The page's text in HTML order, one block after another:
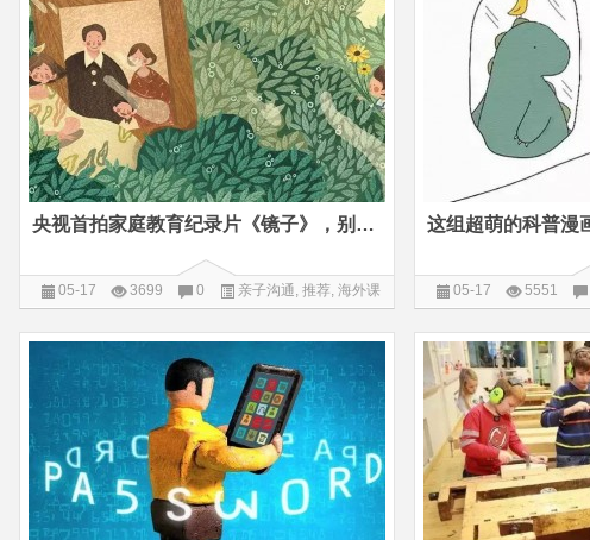
央视首拍家庭教育纪录片《镜子》，别让爱变成伤害
05-17 3699 0 亲子沟通 推荐, 海外课
堂
05-17 5551